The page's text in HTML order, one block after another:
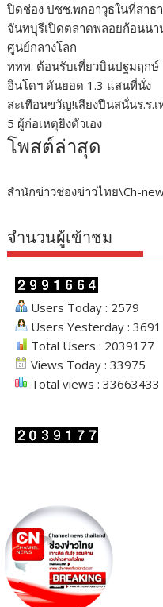
ปิดช่อง ปชช.พกอาวุธในที่สาธ
จันทบุรีเปิดตลาดพลอยก้อนน
ศูนย์กลางโลก
ททท. ต้อนรับเที่ยวบินปฐมฤกษ์
อินโดฯ ดันยอด 1.3 แสนที่นั่ง
สะเทือนขวัญ!เสียงปืนสนั่นร.ร
5 ผู้ก่อเหตุยิงตัวเอง
โพสต์ล่าสุด
สำนักข่าวช่องข่าวไทย\Ch-
จำนวนผู้เข้าชม
Users Today : 2579
Users Yesterday : 3691
Total Users : 2039177
Views Today : 33975
Total views : 33663433